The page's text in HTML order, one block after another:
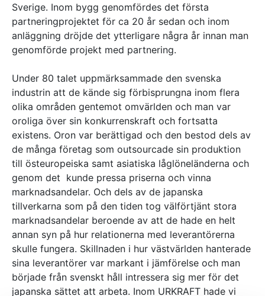
Sverige. Inom bygg genomfördes det första
partneringprojektet för ca 20 år sedan och inom
anläggning dröjde det ytterligare några år innan man
genomförde projekt med partnering.
Under 80 talet uppmärksammade den svenska
industrin att de kände sig förbisprungna inom flera
olika områden gentemot omvärlden och man var
oroliga över sin konkurrenskraft och fortsatta
existens. Oron var berättigad och den bestod dels av
de många företag som outsourcade sin produktion
till östeuropeiska samt asiatiska låglöneländerna och
genom det kunde pressa priserna och vinna
marknadsandelar. Och dels av de japanska
tillverkarna som på den tiden tog välförtjänt stora
marknadsandelar beroende av att de hade en helt
annan syn på hur relationerna med leverantörerna
skulle fungera. Skillnaden i hur västvärlden hanterade
sina leverantörer var markant i jämförelse och man
började från svenskt håll intressera sig mer för det
japanska sättet att arbeta. Inom URKRAFT hade vi